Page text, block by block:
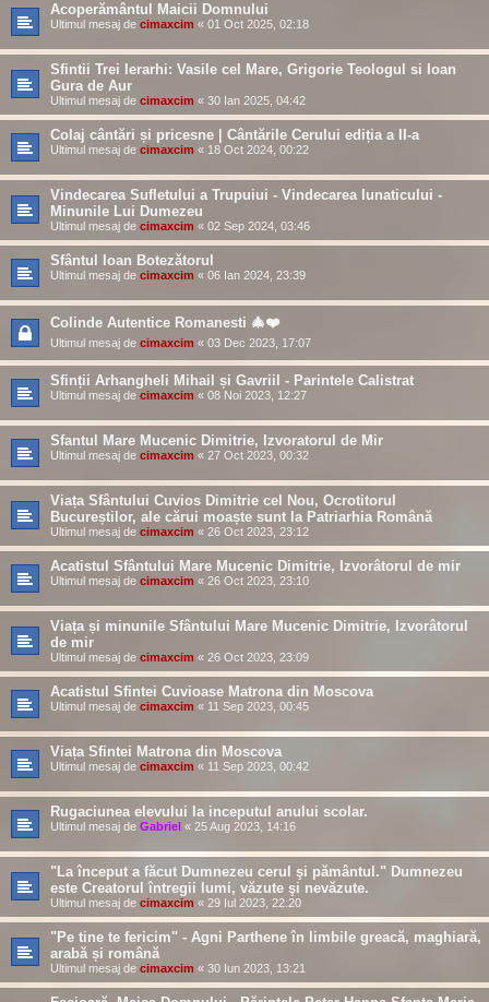
Acoperământul Maicii Domnului
Ultimul mesaj de cimaxcim « 01 Oct 2025, 02:18
Sfintii Trei Ierarhi: Vasile cel Mare, Grigorie Teologul si Ioan
Gura de Aur
Ultimul mesaj de cimaxcim « 30 Ian 2025, 04:42
Colaj cântări și pricesne | Cântările Cerului ediția a II-a
Ultimul mesaj de cimaxcim « 18 Oct 2024, 00:22
Vindecarea Sufletului a Trupuiui - Vindecarea lunaticului -
Minunile Lui Dumezeu
Ultimul mesaj de cimaxcim « 02 Sep 2024, 03:46
Sfântul Ioan Botezătorul
Ultimul mesaj de cimaxcim « 06 Ian 2024, 23:39
Colinde Autentice Romanesti 🎄❤️
Ultimul mesaj de cimaxcim « 03 Dec 2023, 17:07
Sfinții Arhangheli Mihail și Gavriil - Parintele Calistrat
Ultimul mesaj de cimaxcim « 08 Noi 2023, 12:27
Sfantul Mare Mucenic Dimitrie, Izvoratorul de Mir
Ultimul mesaj de cimaxcim « 27 Oct 2023, 00:32
Viața Sfântului Cuvios Dimitrie cel Nou, Ocrotitorul
Bucureștilor, ale cărui moaște sunt la Patriarhia Română
Ultimul mesaj de cimaxcim « 26 Oct 2023, 23:12
Acatistul Sfântului Mare Mucenic Dimitrie, Izvorâtorul de mir
Ultimul mesaj de cimaxcim « 26 Oct 2023, 23:10
Viața și minunile Sfântului Mare Mucenic Dimitrie, Izvorâtorul
de mir
Ultimul mesaj de cimaxcim « 26 Oct 2023, 23:09
Acatistul Sfintei Cuvioase Matrona din Moscova
Ultimul mesaj de cimaxcim « 11 Sep 2023, 00:45
Viața Sfintei Matrona din Moscova
Ultimul mesaj de cimaxcim « 11 Sep 2023, 00:42
Rugaciunea elevului la inceputul anului scolar.
Ultimul mesaj de Gabriel « 25 Aug 2023, 14:16
"La început a făcut Dumnezeu cerul şi pământul." Dumnezeu
este Creatorul întregii lumi, văzute şi nevăzute.
Ultimul mesaj de cimaxcim « 29 Iul 2023, 22:20
"Pe tine te fericim" - Agni Parthene în limbile greacă, maghiară,
arabă și română
Ultimul mesaj de cimaxcim « 30 Iun 2023, 13:21